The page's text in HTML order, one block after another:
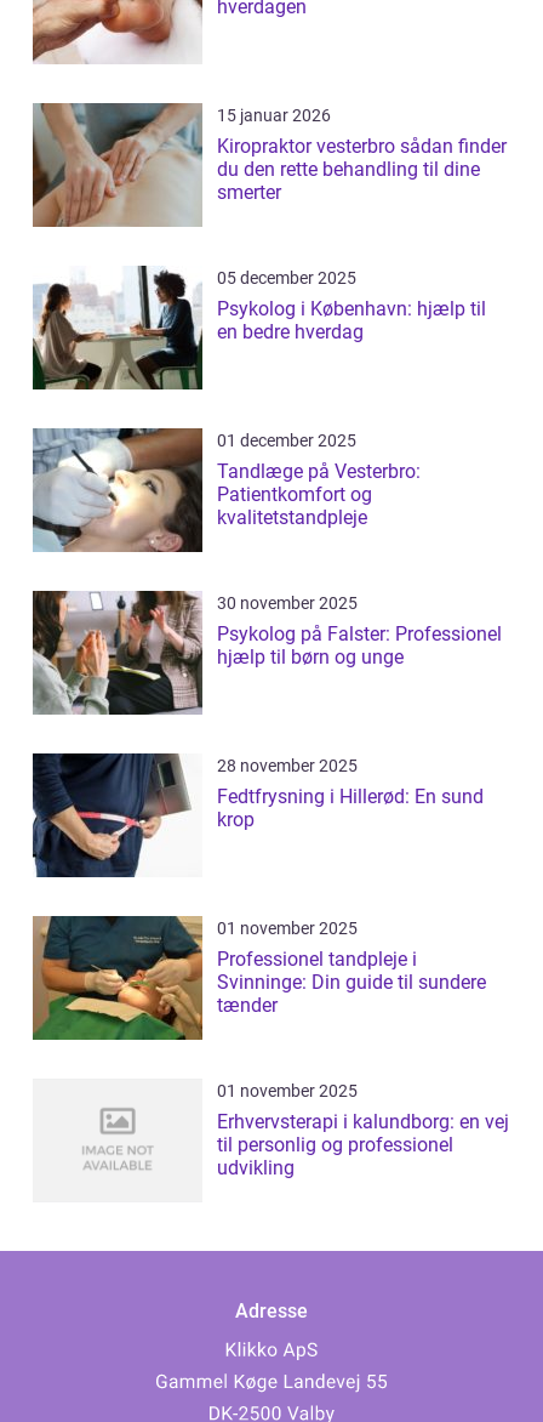
hverdagen
15 januar 2026
Kiropraktor vesterbro sådan finder
du den rette behandling til dine
smerter
05 december 2025
Psykolog i København: hjælp til
en bedre hverdag
01 december 2025
Tandlæge på Vesterbro:
Patientkomfort og
kvalitetstandpleje
30 november 2025
Psykolog på Falster: Professionel
hjælp til børn og unge
28 november 2025
Fedtfrysning i Hillerød: En sund
krop
01 november 2025
Professionel tandpleje i
Svinninge: Din guide til sundere
tænder
01 november 2025
Erhvervsterapi i kalundborg: en vej
til personlig og professionel
udvikling
Adresse